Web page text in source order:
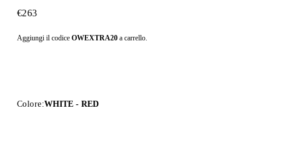
€263
Aggiungi il codice OWEXTRA20 a carrello.
Colore:WHITE - RED